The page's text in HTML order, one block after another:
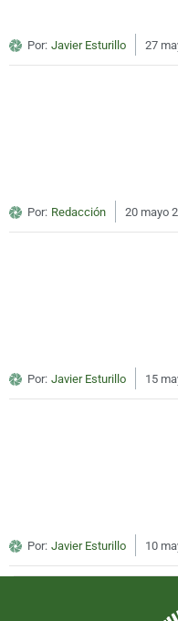
Por: Javier Esturillo 27
Por: Redacción 20 mayo
Por: Javier Esturillo 15
Por: Javier Esturillo 10